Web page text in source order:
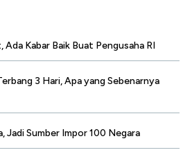
Kabar Baik Buat Pengusaha RI
3 Hari, Apa yang Sebenarnya
Jadi Sumber Impor 100 Negara